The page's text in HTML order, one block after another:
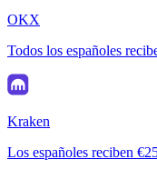
OKX
Todos los españoles
Kraken
Los españoles reciben